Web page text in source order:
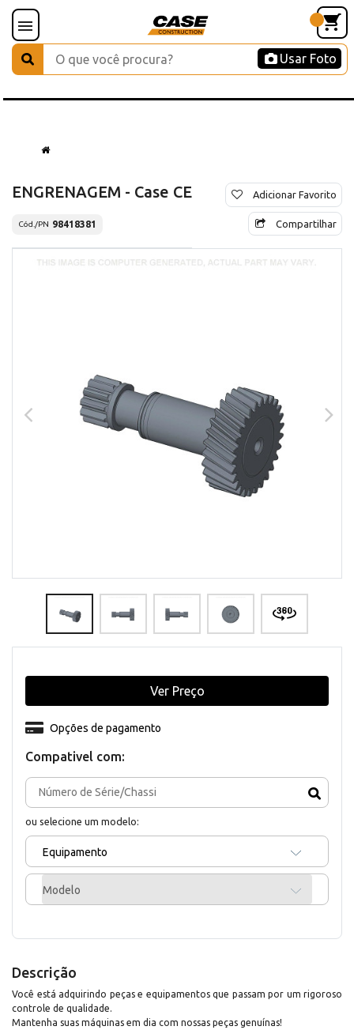
Usar Foto
ENGRENAGEM - Case CE
Cód./PN 98418381
Adicionar Favorito
Compartilhar
Compativel com:
ou selecione um modelo:
Equipamento
Modelo
Opções de pagamento
Ver Preço
Descrição
Você está adquirindo peças e equipamentos que passam por um rigoroso
controle de qualidade.
Mantenha suas máquinas em dia com nossas peças genuínas!